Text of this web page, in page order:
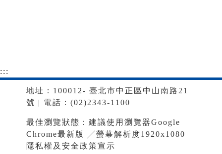
:::
地址：100012- 臺北市中正區中山南路21
號 | 電話：(02)2343-1100
最佳瀏覽狀態：建議使用瀏覽器Google
Chrome最新版 ╱螢幕解析度1920x1080
隱私權及安全政策宣示